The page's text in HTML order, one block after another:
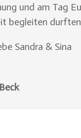
und am Tag
begleiten
Sandra & Sina